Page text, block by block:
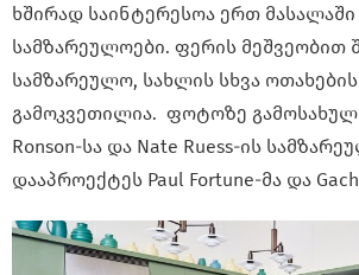
ხშირად საინტერესოა ერთ
სამზარეულოები. ფერის მეშვეობით
სამზარეულო, სახლის სხვა
გამოკვეთილია. ფოტოზე
Ronson-სა და Nate Ruess-ის
დააპროექტეს Paul Fortune-მა და